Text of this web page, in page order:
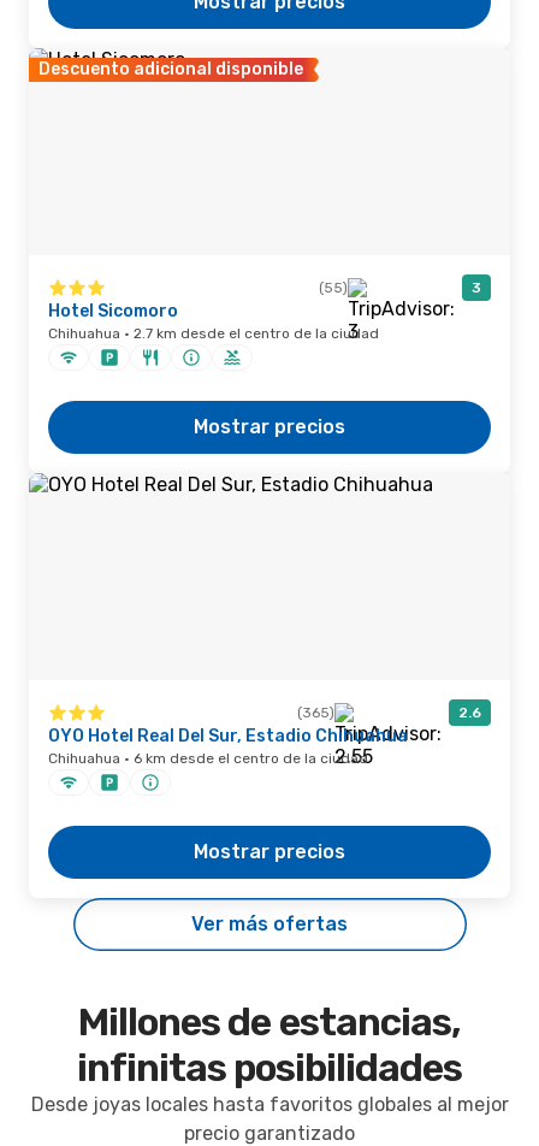
Descuento adicional disponible
(55) 3
Hotel Sicomoro
Chihuahua · 2.7 km desde el centro de la ciudad
Mostrar precios
(365) 2.6
OYO Hotel Real Del Sur, Estadio Chihuahua
Chihuahua · 6 km desde el centro de la ciudad
Mostrar precios
Ver más ofertas
Millones de estancias,
infinitas posibilidades
Desde joyas locales hasta favoritos globales al mejor
precio garantizado